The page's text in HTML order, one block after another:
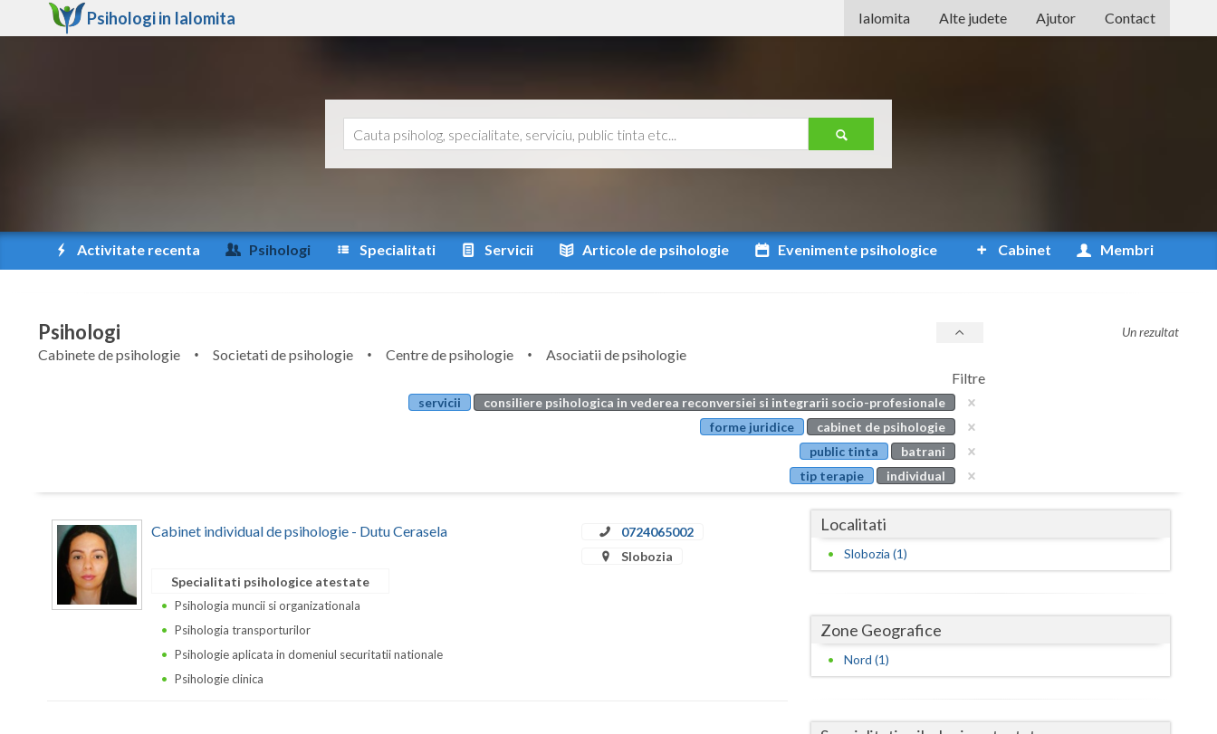
Psihologi in Ialomita Ialomita Alte judete
Bistrita-Nasaud
Botosani
Bucuresti
Buzau
Calarasi
Caras-Severin
Ajutor Contact
Activitate recenta Psihologi Specialitati Servicii Articole de psihologie Evenimente psihologice Cabinet Membri
Psihologi
Cabinete de psihologie Societati de psihologie Centre de psihologie
Asociatii de psihologie
Filtre
servicii
consiliere psihologica in vederea reconversiei si integrarii socio-profesionale
forme juridice
cabinet de psihologie
public tinta
batrani
tip terapie
individual
Un rezultat
Cabinet individual de psihologie - Dutu Cerasela
0724065002
Slobozia
Specialitati psihologice atestate
Psihologia muncii si organizationala
Psihologia transporturilor
Psihologie aplicata in domeniul securitatii nationale
Psihologie clinica
Localitati
Slobozia (1)
Zone Geografice
Nord (1)